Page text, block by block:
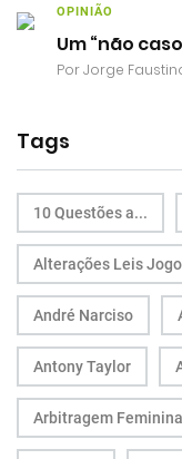
OPINIÃO
Um “não
PorJorge
Tags
10 Questões a...
Alterações Leis Jogo
André Narciso
Antony Taylor
Arbitragem Feminina